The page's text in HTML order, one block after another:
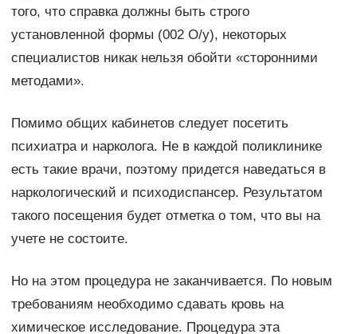
того, что справка должны быть строго
установленной формы (002 О/у), некоторых
специалистов никак нельзя обойти «сторонними
методами».
Помимо общих кабинетов следует посетить
психиатра и нарколога. Не в каждой поликлинике
есть такие врачи, поэтому придется наведаться в
наркологический и психодиспансер. Результатом
такого посещения будет отметка о том, что вы на
учете не состоите.
Но на этом процедура не заканчивается. По новым
требованиям необходимо сдавать кровь на
химическое исследование. Процедура эта